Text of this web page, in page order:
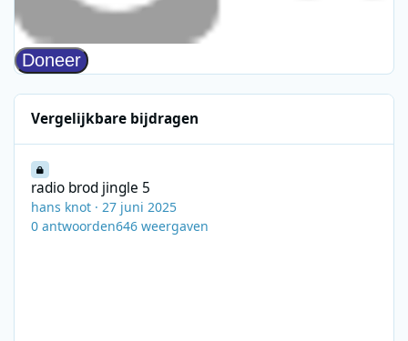
Vergelijkbare bijdragen
radio brod jingle 5
hans knot ·27 juni 2025
0 antwoorden646 weergaven